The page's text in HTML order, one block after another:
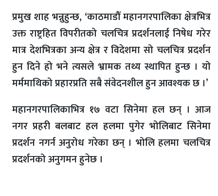
प्रमुख शाह भन्नुहुन्छ, ‘काठमाडौँ महानगरपालिका क्षेत्रभित्र
उक्त राष्ट्रहित विपरीतको चलचित्र प्रदर्शनलाई निषेध गरेर
मात्र देशभित्रका अन्य क्षेत्र र विदेशमा सो चलचित्र प्रदर्शन
हुन दिने हो भने त्यसले भ्रामक तथ्य स्थापित हुन्छ । यो
मर्ममाथिको प्रहारप्रति सबै संवेदनशील हुन आवश्यक छ ।’
महानगरपालिकाभित्र १७ वटा सिनेमा हल छन् । आज
नगर प्रहरी बलबाट हल हलमा पुगेर भोलिबाट सिनेमा
प्रदर्शन नगर्न अनुरोध गरेका छन् । भोलि हलमा चलचित्र
प्रदर्शनको अनुगमन हुनेछ ।